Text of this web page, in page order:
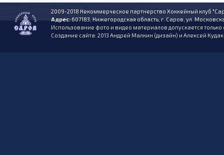
2009-2018 Некоммерческое партнерство Хоккейный клуб
Адрес:607183, Нижегородская область, г. Саров, ул.
Использование фото и видео материалов допускается
Создание сайта: 2013 Андрей Малкин (дизайн) и Алексей